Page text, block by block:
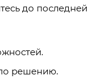
до последней
.
решению.